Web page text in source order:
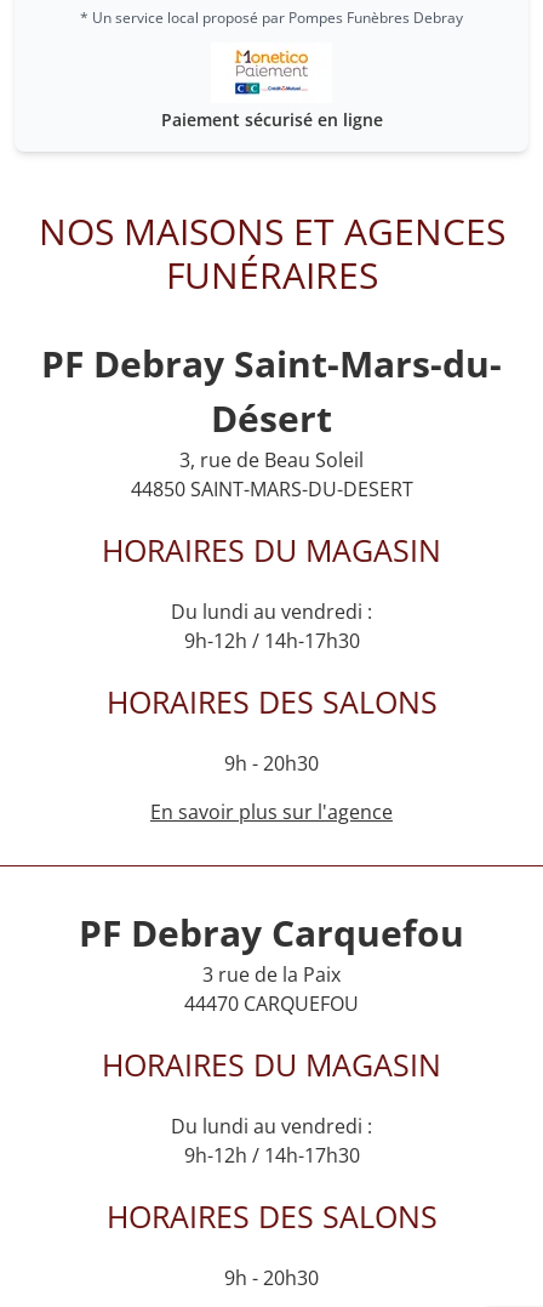
* Un service local proposé par Pompes Funèbres Debray
Paiement sécurisé en ligne
NOS MAISONS ET AGENCES
FUNÉRAIRES
PF Debray Saint-Mars-du-
Désert
3, rue de Beau Soleil
44850 SAINT-MARS-DU-DESERT
HORAIRES DU MAGASIN
Du lundi au vendredi :
9h-12h / 14h-17h30
HORAIRES DES SALONS
9h - 20h30
En savoir plus sur l'agence
PF Debray Carquefou
3 rue de la Paix
44470 CARQUEFOU
HORAIRES DU MAGASIN
Du lundi au vendredi :
9h-12h / 14h-17h30
HORAIRES DES SALONS
9h - 20h30